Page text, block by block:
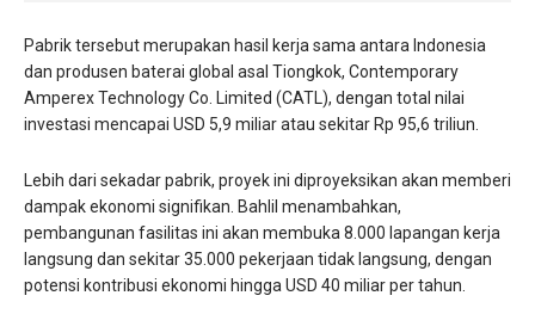
Pabrik tersebut merupakan hasil kerja sama antara Indonesia
dan produsen baterai global asal Tiongkok, Contemporary
Amperex Technology Co. Limited (CATL), dengan total nilai
investasi mencapai USD 5,9 miliar atau sekitar Rp 95,6 triliun.
Lebih dari sekadar pabrik, proyek ini diproyeksikan akan memberi
dampak ekonomi signifikan. Bahlil menambahkan,
pembangunan fasilitas ini akan membuka 8.000 lapangan kerja
langsung dan sekitar 35.000 pekerjaan tidak langsung, dengan
potensi kontribusi ekonomi hingga USD 40 miliar per tahun.